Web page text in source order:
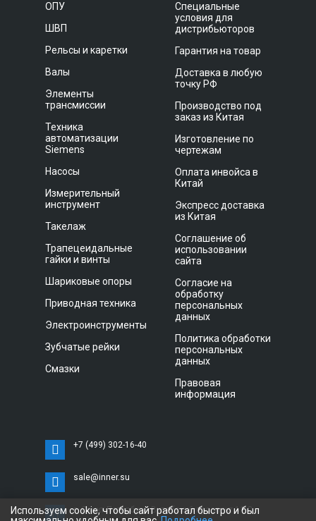
ОПУ
ШВП
Рельсы и каретки
Валы
Элементы
трансмиссии
Техника
автоматизации
Siemens
Насосы
Измерительный
инструмент
Такелаж
Трапецеидальные
гайки и винты
Шариковые опоры
Приводная техника
Электроинструменты
Зубчатые рейки
Смазки
Специальные
условия для
дистрибьюторов
Гарантия на товар
Доставка в любую
точку РФ
Производство под
заказ из Китая
Изготовление по
чертежам
Оплата инвойса в
Китай
Экспресс доставка
из Китая
Соглашение об
использовании
сайта
Согласие на
обработку
персональных
данных
Политика обработки
персональных
данных
Правовая
информация
+7 (499) 302-16-40
sale@inner.su
г. Санкт-Петербург, Витебский проспект 11 С,
Используем cookie, чтобы сайт работал быстро и был